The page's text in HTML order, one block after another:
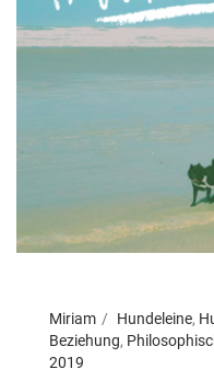
Miriam Hundeleine,
Beziehung,
2019